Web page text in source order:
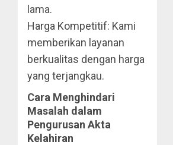
lama.
Harga Kompetitif: Kami
memberikan layanan
berkualitas dengan harga
yang terjangkau.
Cara Menghindari
Masalah dalam
Pengurusan Akta
Kelahiran